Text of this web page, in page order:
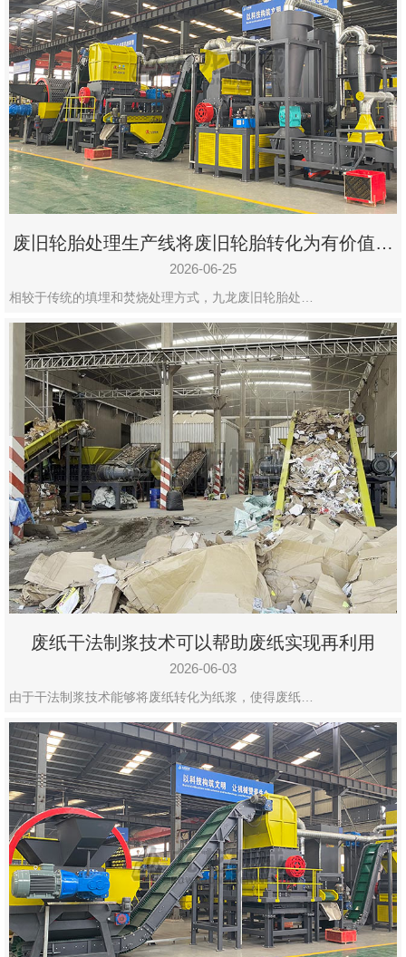
废旧轮胎处理生产线将废旧轮胎转化为有价值的
资源
2026-06-25
相较于传统的填埋和焚烧处理方式，九龙废旧轮胎处…
废纸干法制浆技术可以帮助废纸实现再利用
2026-06-03
由于干法制浆技术能够将废纸转化为纸浆，使得废纸…